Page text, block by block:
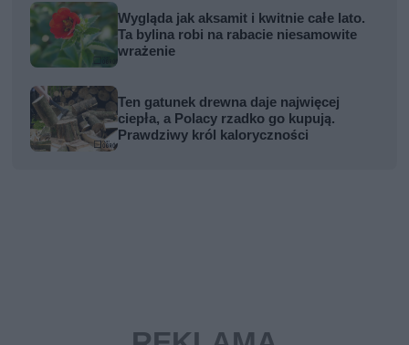
Wygląda jak aksamit i kwitnie całe lato.
Ta bylina robi na rabacie niesamowite
wrażenie
Ten gatunek drewna daje najwięcej
ciepła, a Polacy rzadko go kupują.
Prawdziwy król kaloryczności